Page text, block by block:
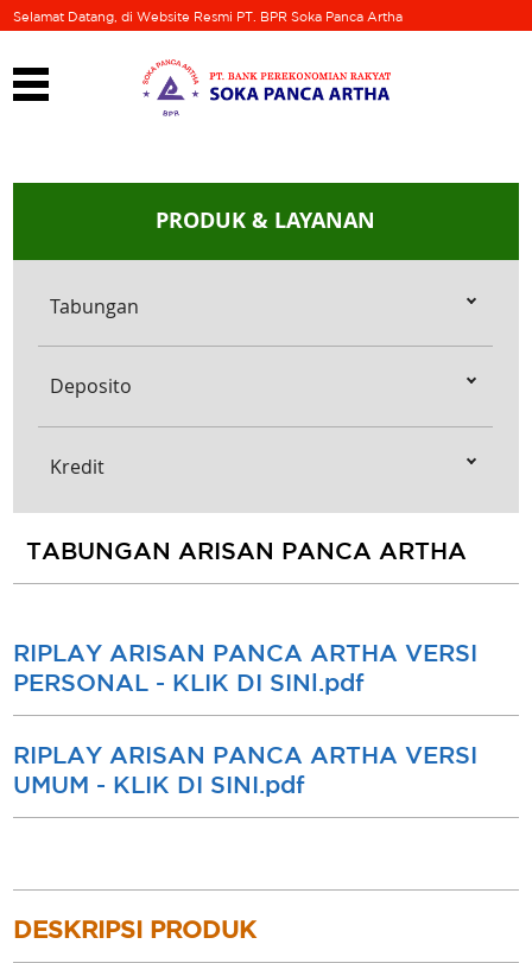
Selamat Datang, di Website Resmi PT. BPR Soka Panca Artha
PRODUK & LAYANAN
Tabungan
Deposito
Kredit
TABUNGAN ARISAN PANCA ARTHA
RIPLAY ARISAN PANCA ARTHA VERSI
PERSONAL - KLIK DI SINl.pdf
RIPLAY ARISAN PANCA ARTHA VERSI
UMUM - KLIK DI SINI.pdf
DESKRIPSI PRODUK